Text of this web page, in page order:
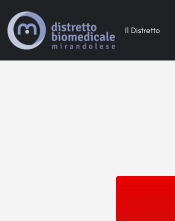
Il Distretto